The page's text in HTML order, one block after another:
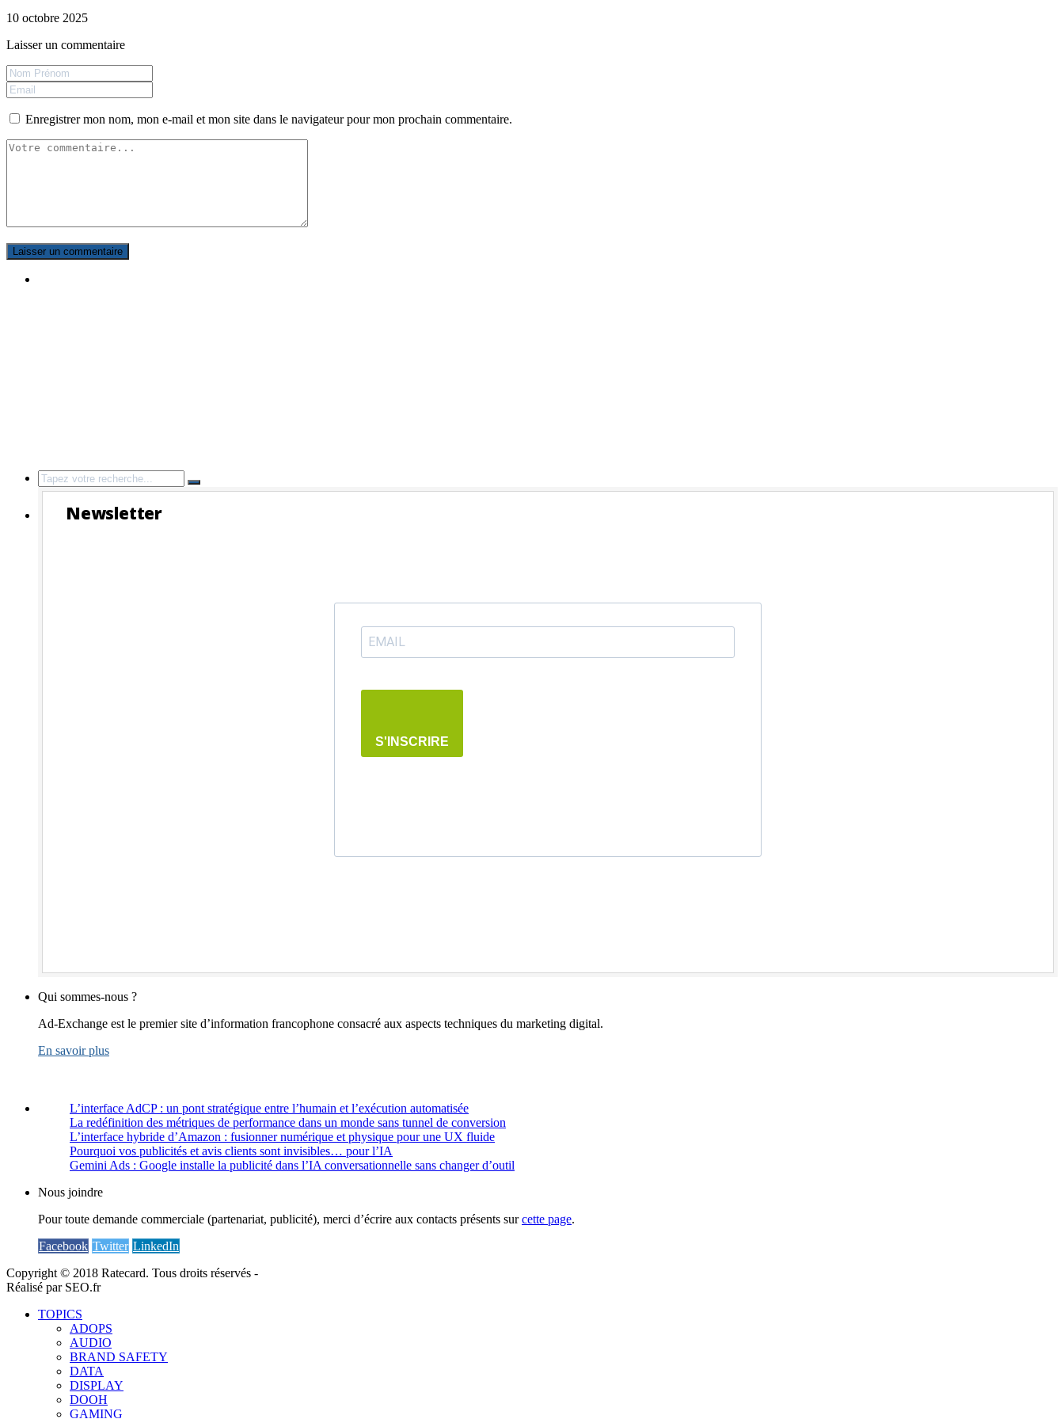
10 octobre 2025
Laisser un commentaire
Enregistrer mon nom, mon e-mail et mon site dans le navigateur pour mon prochain commentaire.
Search
for:
Newsletter
S'INSCRIRE
Qui sommes-nous ?
Ad-Exchange est le premier site d’information francophone consacré aux aspects techniques du marketing digital.
En savoir plus
L’interface AdCP : un pont stratégique entre l’humain et l’exécution automatisée
La redéfinition des métriques de performance dans un monde sans tunnel de conversion
L’interface hybride d’Amazon : fusionner numérique et physique pour une UX fluide
Pourquoi vos publicités et avis clients sont invisibles… pour l’IA
Gemini Ads : Google installe la publicité dans l’IA conversationnelle sans changer d’outil
Nous joindre
Pour toute demande commerciale (partenariat, publicité), merci d’écrire aux contacts présents surcette page.
Facebook Twitter LinkedIn
Copyright © 2018 Ratecard. Tous droits réservés -
Réalisé par SEO.fr
TOPICS
ADOPS
AUDIO
BRAND SAFETY
DATA
DISPLAY
DOOH
GAMING